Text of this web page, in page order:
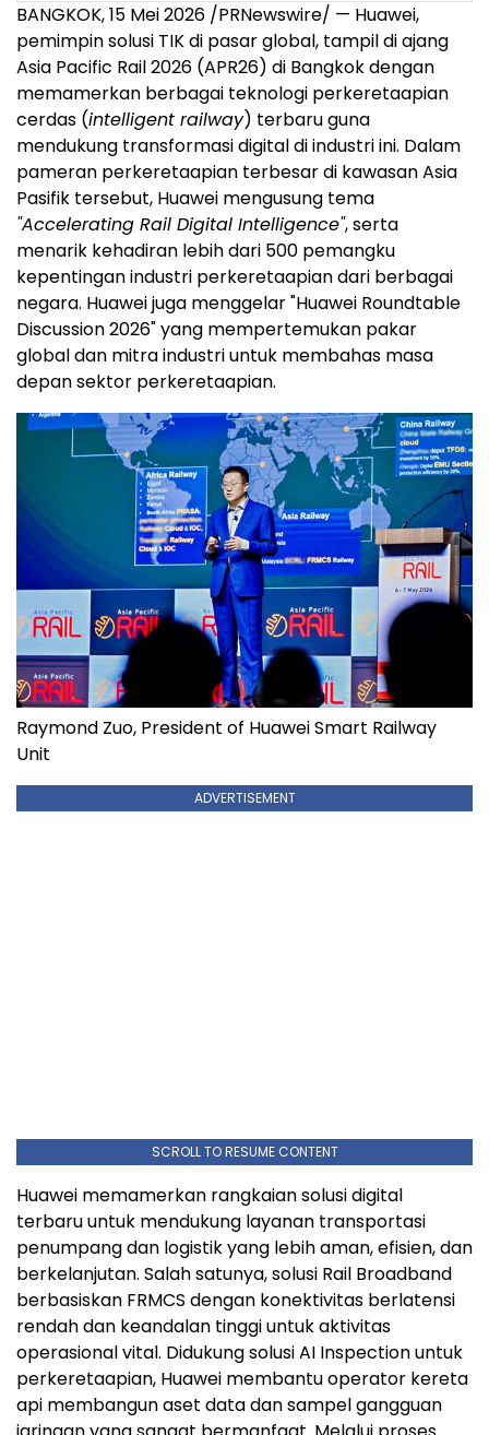
BANGKOK, 15 Mei 2026 /PRNewswire/ — Huawei,
pemimpin solusi TIK di pasar global, tampil di ajang
Asia Pacific Rail 2026 (APR26) di Bangkok dengan
memamerkan berbagai teknologi perkeretaapian
cerdas (intelligent railway) terbaru guna
mendukung transformasi digital di industri ini. Dalam
pameran perkeretaapian terbesar di kawasan Asia
Pasifik tersebut, Huawei mengusung tema
"Accelerating Rail Digital Intelligence", serta
menarik kehadiran lebih dari 500 pemangku
kepentingan industri perkeretaapian dari berbagai
negara. Huawei juga menggelar "Huawei Roundtable
Discussion 2026" yang mempertemukan pakar
global dan mitra industri untuk membahas masa
depan sektor perkeretaapian.
Raymond Zuo, President of Huawei Smart Railway
Unit
ADVERTISEMENT
SCROLL TO RESUME CONTENT
Huawei memamerkan rangkaian solusi digital
terbaru untuk mendukung layanan transportasi
penumpang dan logistik yang lebih aman, efisien, dan
berkelanjutan. Salah satunya, solusi Rail Broadband
berbasiskan FRMCS dengan konektivitas berlatensi
rendah dan keandalan tinggi untuk aktivitas
operasional vital. Didukung solusi AI Inspection untuk
perkeretaapian, Huawei membantu operator kereta
api membangun aset data dan sampel gangguan